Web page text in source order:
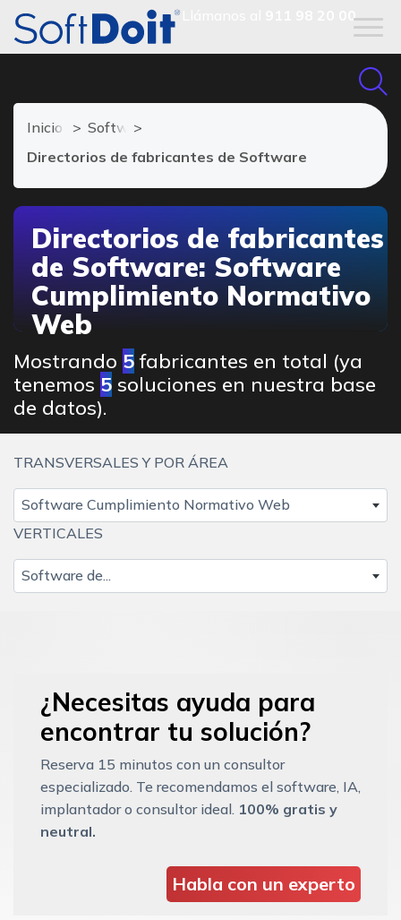
911 98 20 00
Inicio
Software para cumplimiento normativo web
Directorios de fabricantes de Software
Directorios de fabricantes
de Software: Software
Cumplimiento Normativo
Web
Mostrando 5fabricantes en total (ya
tenemos 5 soluciones en nuestra base
de datos).
TRANSVERSALES Y POR ÁREA
Software Cumplimiento Normativo Web
VERTICALES
Software de...
¿Necesitas ayuda para
encontrar tu solución?
Reserva 15 minutos con un consultor
especializado. Te recomendamos el software, IA,
implantador o consultor ideal. 100% gratis y
neutral.
Habla con un experto